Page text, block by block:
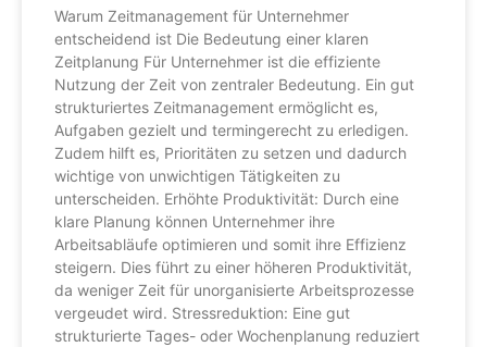
Warum Zeitmanagement für Unternehmer
entscheidend ist Die Bedeutung einer klaren
Zeitplanung Für Unternehmer ist die effiziente
Nutzung der Zeit von zentraler Bedeutung. Ein gut
strukturiertes Zeitmanagement ermöglicht es,
Aufgaben gezielt und termingerecht zu erledigen.
Zudem hilft es, Prioritäten zu setzen und dadurch
wichtige von unwichtigen Tätigkeiten zu
unterscheiden. Erhöhte Produktivität: Durch eine
klare Planung können Unternehmer ihre
Arbeitsabläufe optimieren und somit ihre Effizienz
steigern. Dies führt zu einer höheren Produktivität,
da weniger Zeit für unorganisierte Arbeitsprozesse
vergeudet wird. Stressreduktion: Eine gut
strukturierte Tages- oder Wochenplanung reduziert